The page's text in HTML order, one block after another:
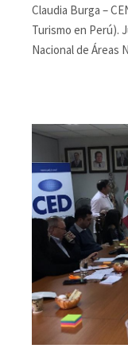
Claudia Burga –
Turismo en Perú).
Nacional de Áreas